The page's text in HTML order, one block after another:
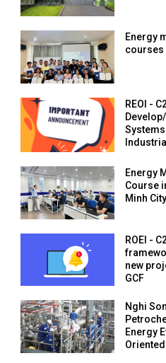
Energy
courses
REOI -
Energy
Course
Minh City
ROEI -
new
GCF
Nghi
Energy